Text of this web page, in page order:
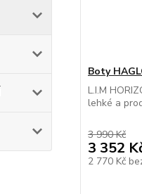
Boty
L.I.M
lehké a
3 990 Kč
3 352
2 770 Kč